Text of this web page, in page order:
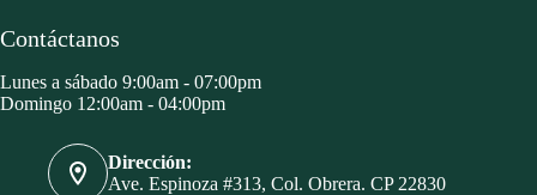
Contáctanos
Lunes a sábado 9:00am - 07:00pm
Domingo 12:00am - 04:00pm
Dirección:
Ave. Espinoza #313, Col. Obrera. CP 22830